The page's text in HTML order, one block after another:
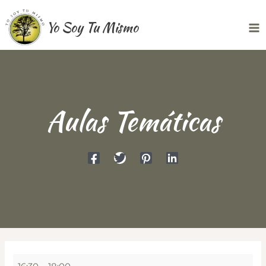
al
contenido
Yo Soy Tu Mismo
Aulas Temáticas
Aulas